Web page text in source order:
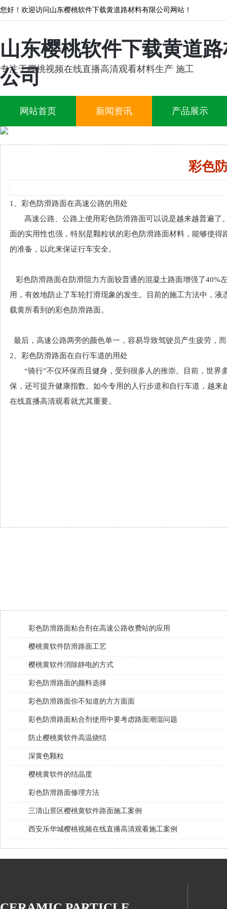
您好！欢迎访问山东樱桃软件下载黄道路材料有限公司网站！
山东樱桃软件下载黄道
公司
专注于樱桃视频在线直播高清观看材料生产 施工
网站首页 新闻资讯 产品展示
彩色
1、彩色防滑路面在高速公路的用处
高速公路、公路上使用彩色防滑路面可以说是越来越普遍了
面的实用性也强，特别是颗粒状的彩色防滑路面材料，能够
的准备，以此来保证行车安全。
彩色防滑路面在防滑阻力方面较普通的混凝土路面增强了40%左右
用，有效地防止了车轮打滑现象的发生。目前的施工方法中
载黄所看到的彩色防滑路面。
最后，高速公路两旁的颜色单一，容易导致驾驶员产生疲劳
2、彩色防滑路面在自行车道的用处
“骑行”不仅环保而且健身，受到很多人的推崇。目前，
保，还可提升健康指数。如今专用的人行步道和自行车道
在线直播高清观看就尤其重要。
彩色防滑路面粘合剂在高速公路收费站的应用
樱桃黄软件防滑路面工艺
樱桃黄软件消除静电的方式
彩色防滑路面的颜料选择
彩色防滑路面你不知道的方方面面
彩色防滑路面粘合剂使用中要考虑路面潮湿问题
防止樱桃黄软件高温烧结
深黄色颗粒
樱桃黄软件的结晶度
彩色防滑路面修理方法
三清山景区樱桃黄软件路面施工案例
西安乐华城樱桃视频在线直播高清观看施工案例